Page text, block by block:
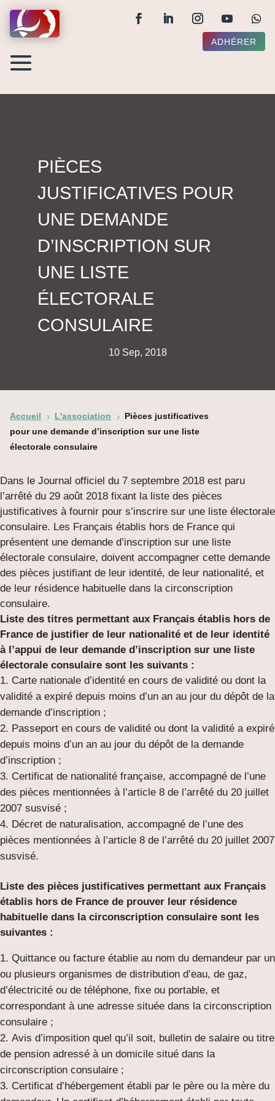
ADHÉRER
PIÈCES
JUSTIFICATIVES POUR
UNE DEMANDE
D’INSCRIPTION SUR
UNE LISTE
ÉLECTORALE
CONSULAIRE
10 Sep, 2018
Accueil 5 L'association 5
Pièces justificatives
pour une demande d’inscription sur une liste
électorale consulaire
Dans le Journal officiel du 7 septembre 2018 est paru
l’arrêté du 29 août 2018 fixant la liste des pièces
justificatives à fournir pour s’inscrire sur une liste électorale
consulaire. Les Français établis hors de France qui
présentent une demande d’inscription sur une liste
électorale consulaire, doivent accompagner cette demande
des pièces justifiant de leur identité, de leur nationalité, et
de leur résidence habituelle dans la circonscription
consulaire.
Liste des titres permettant aux Français établis hors de
France de justifier de leur nationalité et de leur identité
à l’appui de leur demande d’inscription sur une liste
électorale consulaire sont les suivants :
Carte nationale d’identité en cours de validité ou dont la
validité a expiré depuis moins d’un an au jour du dépôt de la
demande d’inscription ;
Passeport en cours de validité ou dont la validité a expiré
depuis moins d’un an au jour du dépôt de la demande
d’inscription ;
Certificat de nationalité française, accompagné de l’une
des pièces mentionnées à l’article 8 de l’arrêté du 20 juillet
2007 susvisé ;
Décret de naturalisation, accompagné de l’une des
pièces mentionnées à l’article 8 de l’arrêté du 20 juillet 2007
susvisé.
Liste des pièces justificatives permettant aux Français
établis hors de France de prouver leur résidence
habituelle dans la circonscription consulaire sont les
suivantes :
Quittance ou facture établie au nom du demandeur par un
ou plusieurs organismes de distribution d’eau, de gaz,
d’électricité ou de téléphone, fixe ou portable, et
correspondant à une adresse située dans la circonscription
consulaire ;
Avis d’imposition quel qu’il soit, bulletin de salaire ou titre
de pension adressé à un domicile situé dans la
circonscription consulaire ;
Certificat d’hébergement établi par le père ou la mère du